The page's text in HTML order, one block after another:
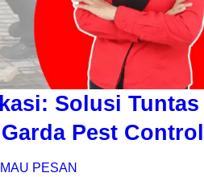
Solusi Tuntas
Pest Control
PESAN